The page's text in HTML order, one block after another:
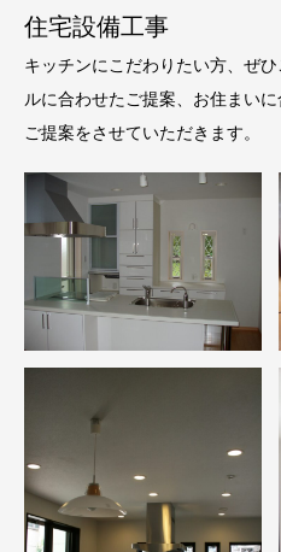
住宅設備工事
キッチンにこだわりたい方、ぜ
ルに合わせたご提案、お住まい
ご提案をさせていただきます。